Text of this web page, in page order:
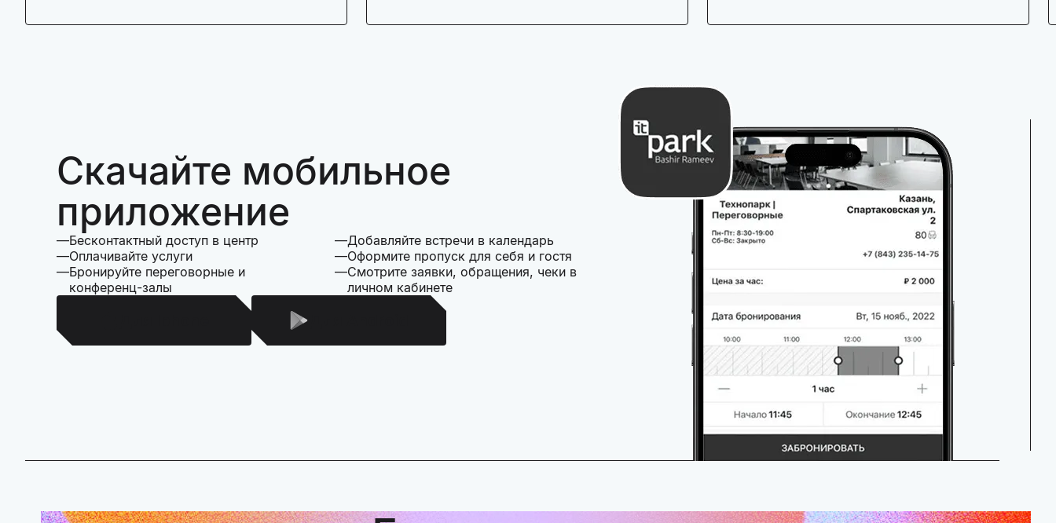
Скачайте мобильное
приложение
Бесконтактный доступ в центр
Оплачивайте услуги
Бронируйте переговорные и
конференц-залы
Добавляйте встречи в календарь
Оформите пропуск для себя и гостя
Смотрите заявки, обращения, чеки в
личном кабинете